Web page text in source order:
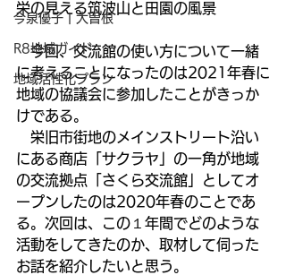
今泉優子 | 大曽根
R8地域ガイド
地域活性化プラン
栄の見える筑波山と田園の風景
今回、交流館の使い方について一緒
に考えることになったのは2021年春に
地域の協議会に参加したことがきっか
けである。
栄旧市街地のメインストリート沿い
にある商店「サクラヤ」の一角が地域
の交流拠点「さくら交流館」としてオ
ープンしたのは2020年春のことであ
る。次回は、この１年間でどのような
活動をしてきたのか、取材して伺った
お話を紹介したいと思う。